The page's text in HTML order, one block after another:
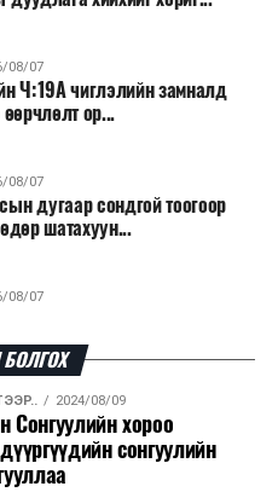
Өмнөд Солонгос
технологийг ашиглаж
лаг шатаах үйлдвэрээс
авах технологи
төвлөрсөн лаг
дулаан, цахилгаан
технологийг лагийн
ашиглах чиглэлээр олон
08/07
Ч:19А чиглэлийн замналд
өөрчлөлт ор...
08/07
дугаар сондгой тоогоор
шатахуун...
08/07
компанийн ерөнхий
дэлбэлжээ...
2024/08/09
Сонгуулийн хороо
сонгуулийн